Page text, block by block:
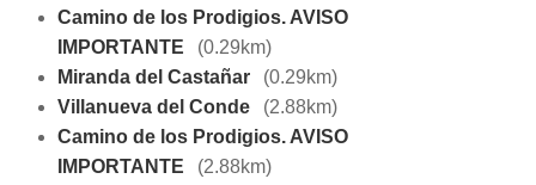
Camino de los Prodigios. AVISO
IMPORTANTE
(0.29km)
Miranda del Castañar
(0.29km)
Villanueva del Conde
(2.88km)
Camino de los Prodigios. AVISO
IMPORTANTE
(2.88km)